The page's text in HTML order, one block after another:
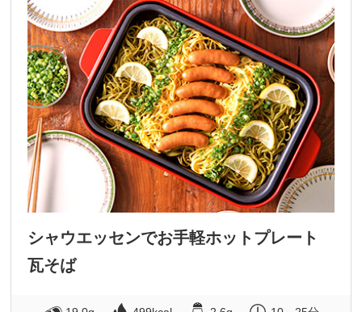
シャウエッセンでお手軽ホットプレート
瓦そば